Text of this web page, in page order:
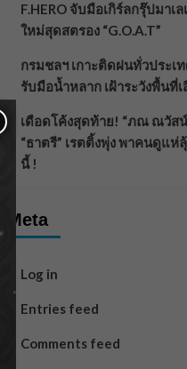
F.HERO จับมือเกิร์ลกรุ๊ปมาเ
ใหม่สุดสตรอง “G.O.A.T”
กรมชลฯ เกาะติดฝนทั่วประเ
รับมือน้ำหลาก เฝ้าระวังพื้นที่เ
เดือดโค้งสุดท้าย! “ภณ ณวัส
“ธาตรี” เรตติ้งพุ่ง พาคนดูแ
นี้ !
Meta
Log in
Entries feed
Comments feed